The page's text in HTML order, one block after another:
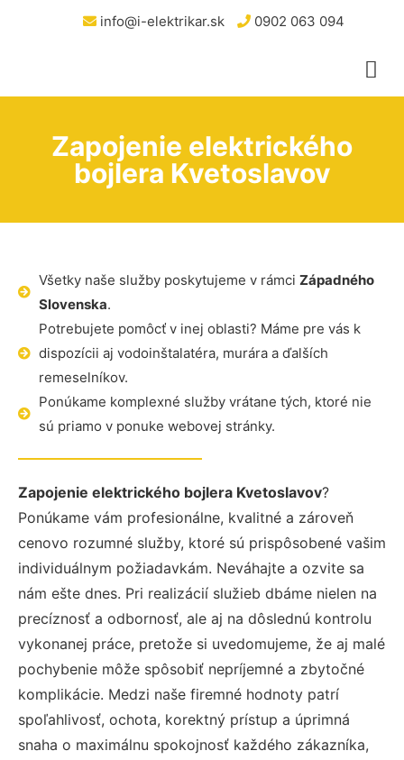
info@i-elektrikar.sk 0902 063 094
Zapojenie elektrického
bojlera Kvetoslavov
Všetky naše služby poskytujeme v rámci Západného
Slovenska.
Potrebujete pomôcť v inej oblasti? Máme pre vás k
dispozícii aj vodoinštalatéra, murára a ďalších
remeselníkov.
Ponúkame komplexné služby vrátane tých, ktoré nie
sú priamo v ponuke webovej stránky.
Zapojenie elektrického bojlera Kvetoslavov?
Ponúkame vám profesionálne, kvalitné a zároveň
cenovo rozumné služby, ktoré sú prispôsobené vašim
individuálnym požiadavkám. Neváhajte a ozvite sa
nám ešte dnes. Pri realizácií služieb dbáme nielen na
precíznosť a odbornosť, ale aj na dôslednú kontrolu
vykonanej práce, pretože si uvedomujeme, že aj malé
pochybenie môže spôsobiť nepríjemné a zbytočné
komplikácie. Medzi naše firemné hodnoty patrí
spoľahlivosť, ochota, korektný prístup a úprimná
snaha o maximálnu spokojnosť každého zákazníka,